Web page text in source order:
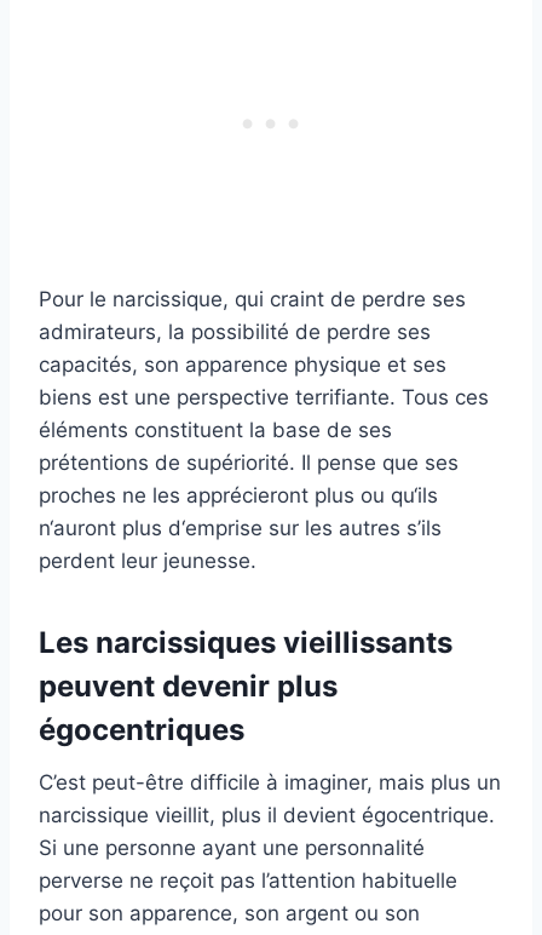
Pour le narcissique, qui craint de perdre ses
admirateurs, la possibilité de perdre ses
capacités, son apparence physique et ses
biens est une perspective terrifiante. Tous ces
éléments constituent la base de ses
prétentions de supériorité. Il pense que ses
proches ne les apprécieront plus ou qu‘ils
n‘auront plus d‘emprise sur les autres s’ils
perdent leur jeunesse.
Les narcissiques vieillissants
peuvent devenir plus
égocentriques
C’est peut-être difficile à imaginer, mais plus un
narcissique vieillit, plus il devient égocentrique.
Si une personne ayant une personnalité
perverse ne reçoit pas l’attention habituelle
pour son apparence, son argent ou son